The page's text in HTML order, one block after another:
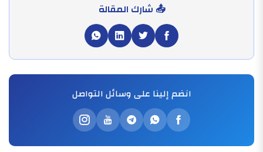
📤 شارك المقالة
انضم إلينا على وسائل التواصل